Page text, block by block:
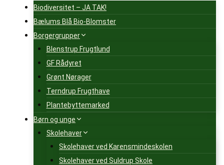
Biodiversitet – JA TAK!
Bælums Blå Bio-Blomster
Borgergrupper
Blenstrup Frugtlund
GF Rådyret
Grønt Nørager
Terndrup Frugthave
Plantebyttemarked
Børn og unge
Skolehaver
Skolehaver ved Karensmindeskolen
Skolehaver ved Suldrup Skole